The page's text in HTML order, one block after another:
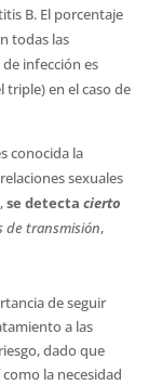
B. El porcentaje
todas las
infección es
triple) en el caso de
conocida la
sexuales
se detecta cierto
de transmisión,
de seguir
a las
dado que
como la necesidad